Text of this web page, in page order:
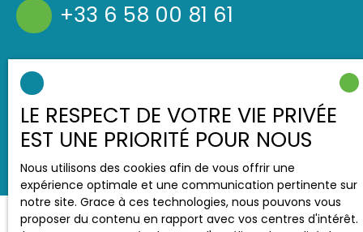
+33 6 58 00 81 61
LE RESPECT DE VOTRE VIE PRIVÉE
EST UNE PRIORITÉ POUR NOUS
Nous utilisons des cookies afin de vous offrir une
expérience optimale et une communication pertinente sur
notre site. Grace à ces technologies, nous pouvons vous
proposer du contenu en rapport avec vos centres d'intérêt.